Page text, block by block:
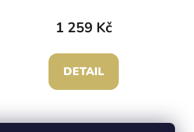
1 259 Kč
DETAIL